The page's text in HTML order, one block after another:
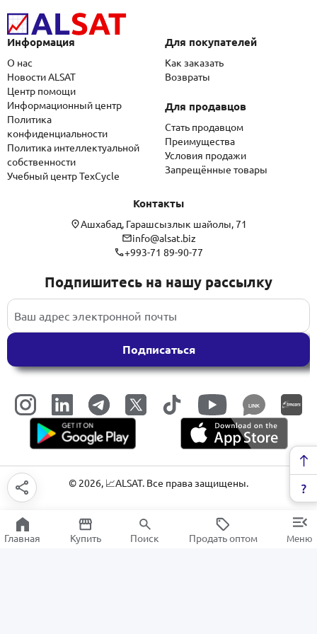
Информация
О нас
Новости ALSAT
Центр помощи
Информационный центр
Политика
конфиденциальности
Политика интеллектуальной
собственности
Учебный центр TexCycle
Для покупателей
Как заказать
Возвраты
Для продавцов
Стать продавцом
Преимущества
Условия продажи
Запрещённые товары
Контакты
Ашхабад, Гарашсызлык шайолы, 71
info@alsat.biz
+993-71 89-90-77
Подпишитесь на нашу рассылку
Подписаться
LINK
© 2026, 📈ALSAT. Все права защищены.
Главная Купить Поиск Продать оптом Меню